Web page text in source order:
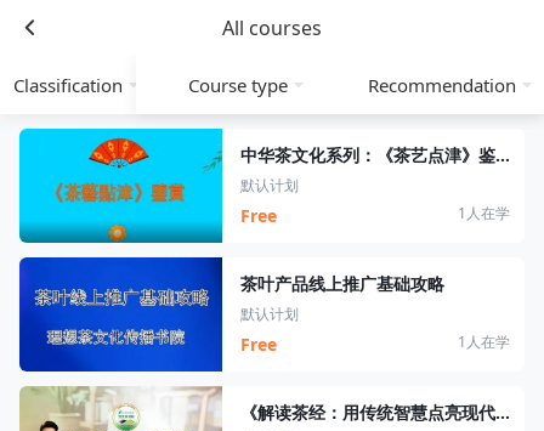
All courses
Classification Course type Recommendation
中华茶文化系列：《茶艺点津》鉴赏
默认计划
Free 1人在学
茶叶产品线上推广基础攻略
默认计划
Free 1人在学
《解读茶经：用传统智慧点亮现代品茶时光》